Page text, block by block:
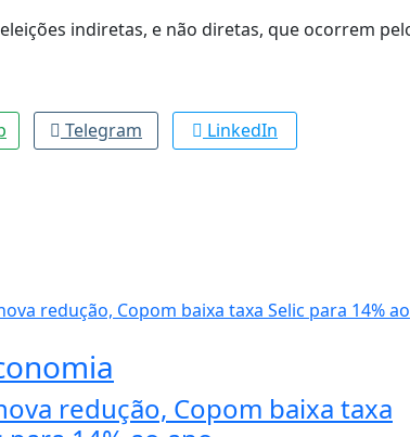
indiretas, e não diretas, que ocorrem
Telegram LinkedIn
redução, Copom baixa taxa